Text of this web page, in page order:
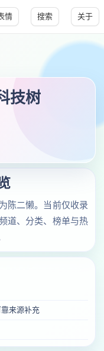
情 搜索 关于
技树
陈二懒。当前仅收录
道、分类、榜单与热
来源补充